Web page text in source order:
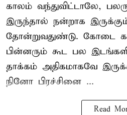
காலம் வந்துவிட்டாலே,
இருந்தால் நன்றாக
தோன்றுவதுண்டு. கோடை
பின்னரும் கூட பல
தாக்கம் அதிகமாகவே
நினோ பிரச்சினை ...
Read